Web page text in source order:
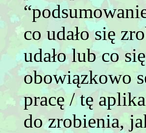
co udało się
udało lub co
obowiązkowo
pracę / tę
do zrobienia,